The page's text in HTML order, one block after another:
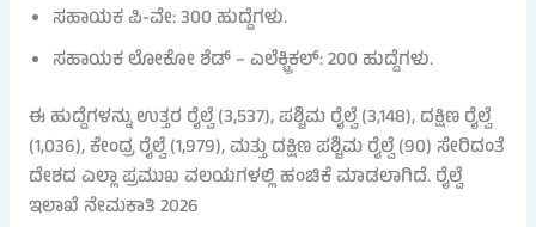
ಸಹಾಯಕ ಪಿ-ವೇ: 300 ಹುದ್ದೆಗಳು.
ಸಹಾಯಕ ಲೋಕೋ ಶೆಡ್ – ಎಲೆಕ್ಟ್ರಿಕಲ್: 200 ಹುದ್ದೆಗಳು.
ಈ ಹುದ್ದೆಗಳನ್ನು ಉತ್ತರ ರೈಲ್ವೆ (3,537), ಪಶ್ಚಿಮ ರೈಲ್ವೆ (3,148), ದಕ್ಷಿಣ ರೈಲ್ವೆ
(1,036), ಕೇಂದ್ರ ರೈಲ್ವೆ (1,979), ಮತ್ತು ದಕ್ಷಿಣ ಪಶ್ಚಿಮ ರೈಲ್ವೆ (90) ಸೇರಿದಂತೆ
ದೇಶದ ಎಲ್ಲಾ ಪ್ರಮುಖ ವಲಯಗಳಲ್ಲಿ ಹಂಚಿಕೆ ಮಾಡಲಾಗಿದೆ. ರೈಲ್ವೆ
ಇಲಾಖೆ ನೇಮಕಾತಿ 2026